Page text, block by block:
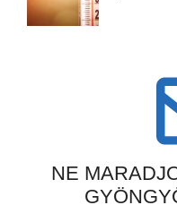
NE